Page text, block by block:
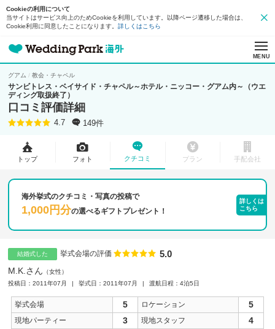
Cookieの利用について
当サイトはサービス向上のためCookieを利用しています。以降ページ遷移した場合は、
Cookie利用に同意したことになります。 詳しくはこちら
MENU
グアム 教会・チャペル
サンビトレス・ベイサイド・チャペル～ホテル・ニッコー・グアム内～（ウエ
ディング取扱終了）
口コミ評価詳細
4.7 149件
トップ フォト クチコミ プラン 手配会社
海外挙式のクチコミ・写真の投稿で
1,000円分の選べるギフトプレゼント！
詳しくは
こちら
結婚式した 挙式会場の評価 点数
5.0
M.K.さん
女性
投稿日：2011年07月
挙式日：2011年07月 渡航日程：4泊5日
挙式会場 5 ロケーション 5
現地パーティー 3 現地スタッフ 4